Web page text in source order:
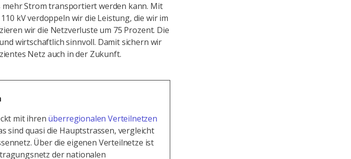
mehr Strom transportiert werden kann. Mit
kV verdoppeln wir die Leistung, die wir im
wir die Netzverluste um 75 Prozent. Die
wirtschaftlich sinnvoll. Damit sichern wir
Netz auch in der Zukunft.
mit ihren überregionalen Verteilnetzen
sind quasi die Hauptstrassen, vergleicht
Über die eigenen Verteilnetze ist
der nationalen